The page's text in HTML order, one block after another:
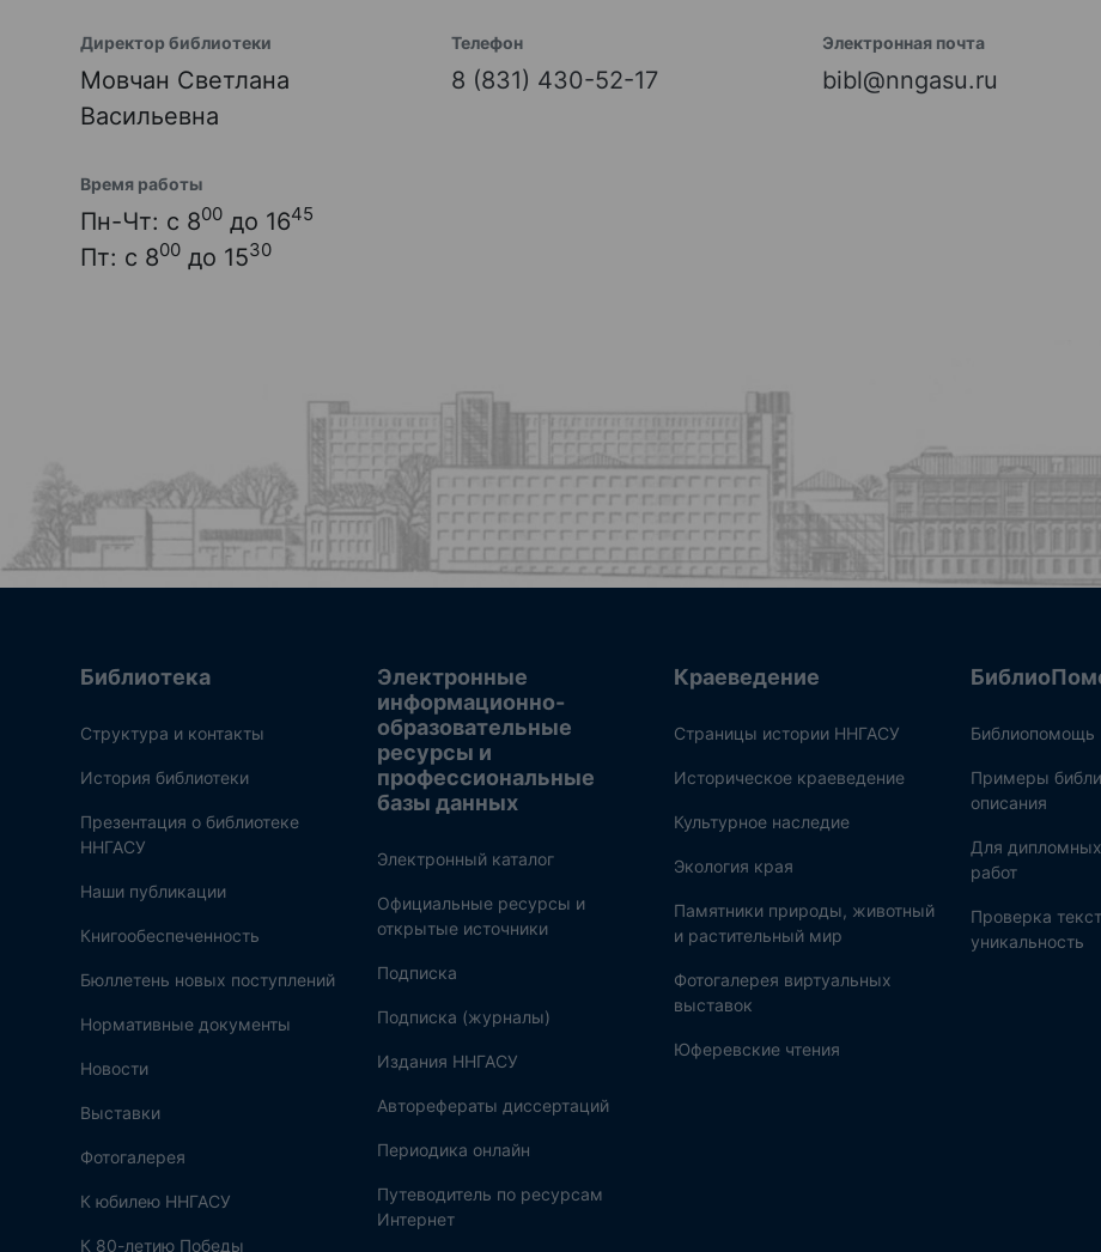
Директор библиотеки
Мовчан Светлана
Васильевна
Телефон
8 (831) 430-52-17
Электронная почта
bibl@nngasu.ru
Время работы
Пн-Чт: с 800 до 1645
Пт: с 800 до 1530
Библиотека
Структура и контакты
История библиотеки
Презентация о библиотеке
ННГАСУ
Наши публикации
Книгообеспеченность
Бюллетень новых поступлений
Нормативные документы
Новости
Выставки
Фотогалерея
К юбилею ННГАСУ
К 80-летию Победы
Электронные
информационно-
образовательные
ресурсы и
профессиональные
базы данных
Электронный каталог
Официальные ресурсы и
открытые источники
Подписка
Подписка (журналы)
Издания ННГАСУ
Авторефераты диссертаций
Периодика онлайн
Путеводитель по ресурсам
Интернет
Краеведение
Страницы истории ННГАСУ
Историческое краеведение
Культурное наследие
Экология края
Памятники природы, животный
и растительный мир
Фотогалерея виртуальных
выставок
Юферевские чтения
Библиопомощь
Примеры
описания
Для
работ
Проверка
уникальность